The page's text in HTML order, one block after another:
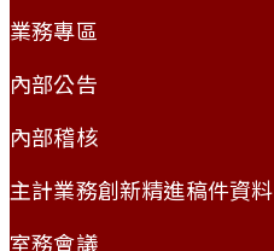
業務專區
內部公告
內部稽核
主計業務創新精進稿件資料
室務會議